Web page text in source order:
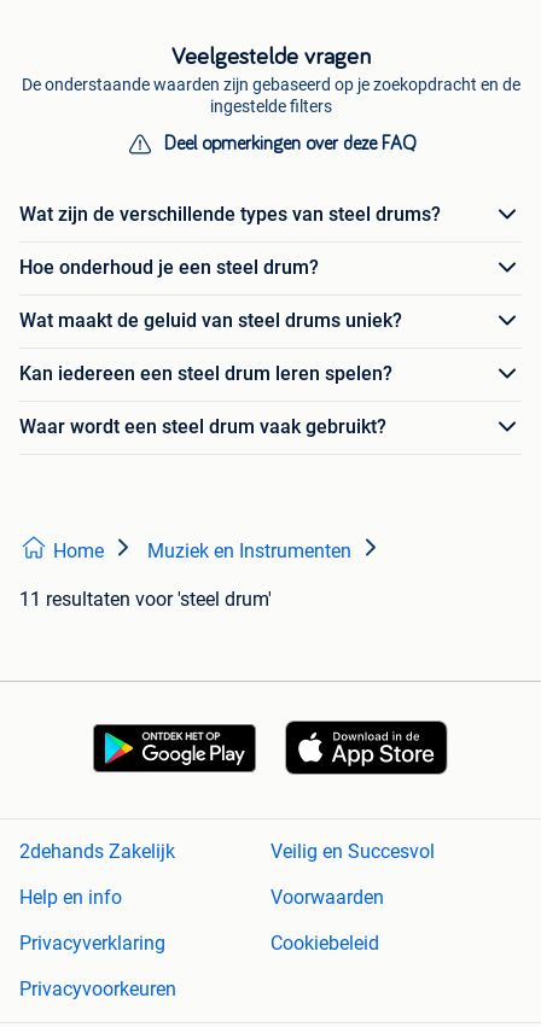
Veelgestelde vragen
De onderstaande waarden zijn gebaseerd op je zoekopdracht en de
ingestelde filters
Deel opmerkingen over deze FAQ
Wat zijn de verschillende types van steel drums?
Hoe onderhoud je een steel drum?
Wat maakt de geluid van steel drums uniek?
Kan iedereen een steel drum leren spelen?
Waar wordt een steel drum vaak gebruikt?
Home Muziek en Instrumenten
11 resultaten voor 'steel drum'
2dehands Zakelijk
Veilig en Succesvol
Help en info
Voorwaarden
Privacyverklaring
Cookiebeleid
Privacyvoorkeuren